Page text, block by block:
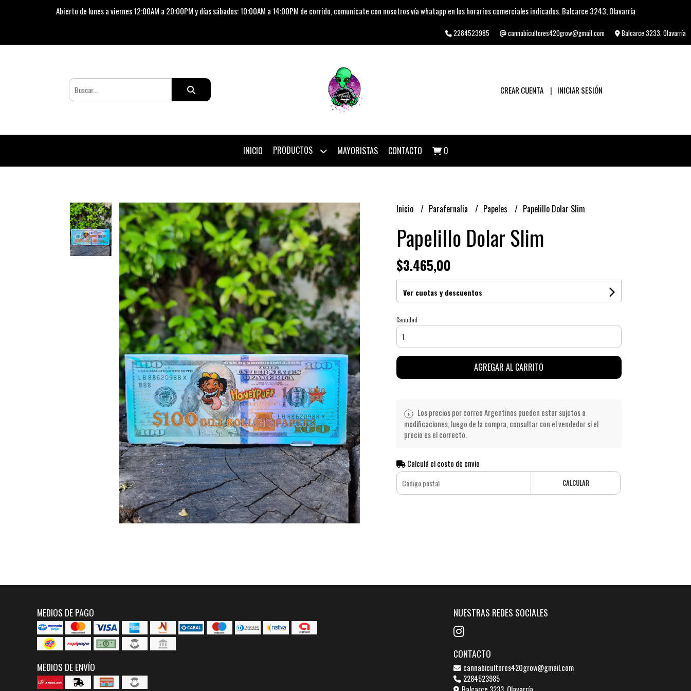
Abierto de lunes a viernes 12:00AM a 20:00PM y días sábados: 10:00AM a 14:00PM de corrido, comunicate con nosotros vía whatapp en los horarios comerciales indicados. Balcarce 3243, Olavarría
2284523985 cannabicultores420grow@gmail.com Balcarce 3233, Olavarría
CREAR CUENTA INICIAR SESIÓN
INICIO PRODUCTOS MAYORISTAS CONTACTO 0
Inicio Parafernalia Papeles Papelillo Dolar Slim
Papelillo Dolar Slim
$3.465,00
Ver cuotas y descuentos
Cantidad
AGREGAR AL CARRITO
Los precios por correo Argentinos pueden estar sujetos a
modificaciones, luego de la compra, consultar con el vendedor si el
precio es el correcto.
Calculá el costo de envío
CALCULAR
MEDIOS DE PAGO
MEDIOS DE ENVÍO
NUESTRAS REDES SOCIALES
CONTACTO
cannabicultores420grow@gmail.com
2284523985